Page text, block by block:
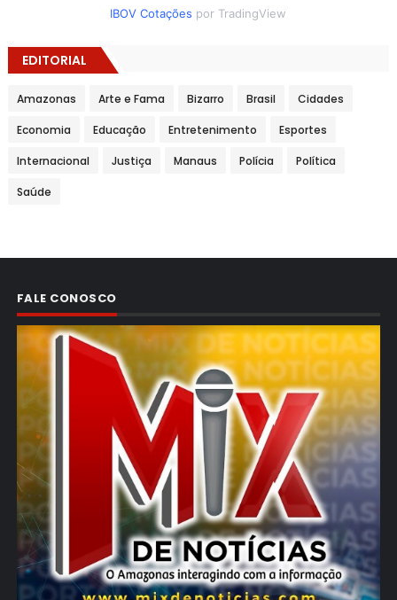
IBOV Cotações por TradingView
EDITORIAL
Amazonas Arte e Fama Bizarro Brasil Cidades
Economia Educação Entretenimento Esportes
Internacional Justiça Manaus Polícia Política
Saúde
FALE CONOSCO